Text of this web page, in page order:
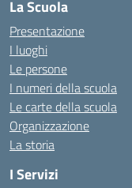
La Scuola
Presentazione
I luoghi
Le persone
I numeri della scuola
Le carte della scuola
Organizzazione
La storia
I Servizi